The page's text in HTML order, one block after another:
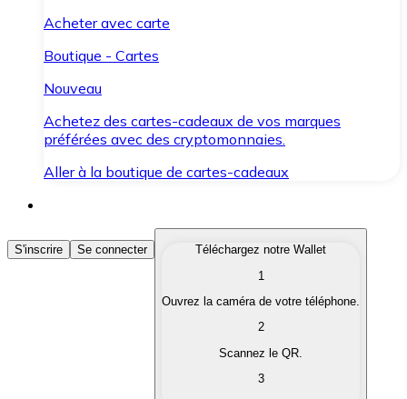
Acheter avec carte
Boutique - Cartes
Nouveau
Achetez des cartes-cadeaux de vos marques
préférées avec des cryptomonnaies.
Aller à la boutique de cartes-cadeaux
Acheter des Cryptomonnaies
Achetez les cryptomonnaies qui vous intéressent
Convertissez vos cryptomonnaies en monnaie
S'inscrire Se connecter
Téléchargez notre Wallet
1
Ouvrez la caméra de votre téléphone.
2
Scannez le QR.
3